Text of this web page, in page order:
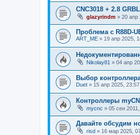
CNC3018 + 2.8
glazyrindm » 20 апр
Проблема с R88D-
ART_ME » 19 апр 2025,
Nikolay81 » 04 апр
Выбор
Duet » 15 апр 2025, 23:57
Контроллеры
mycnc » 05 сен
Давайте обсудим
risd » 16 мар 2025,